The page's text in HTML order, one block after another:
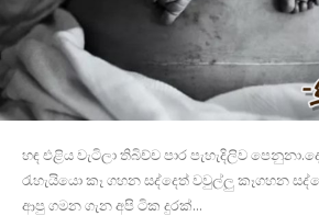
හඳ එළිය වැටිලා තිබිච්ච පාර පැහැදිලිව
රැහැයියො කෑ ගහන සද්දෙත් වවුල්ලු කෑගහන
ආපු ගමන ගැන අපි ටික දුරක්...